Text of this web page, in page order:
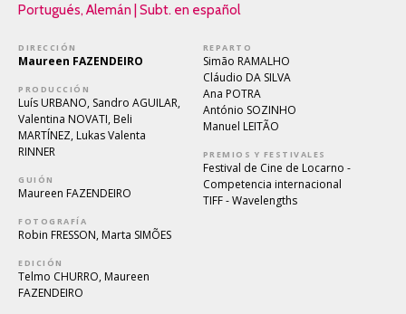
Portugués, Alemán | Subt. en español
DIRECCIÓN
Maureen FAZENDEIRO
PRODUCCIÓN
Luís URBANO, Sandro AGUILAR,
Valentina NOVATI, Beli
MARTÍNEZ, Lukas Valenta
RINNER
GUIÓN
Maureen FAZENDEIRO
FOTOGRAFÍA
Robin FRESSON, Marta SIMÕES
EDICIÓN
Telmo CHURRO, Maureen
FAZENDEIRO
REPARTO
Simão RAMALHO
Cláudio DA SILVA
Ana POTRA
António SOZINHO
Manuel LEITÃO
PREMIOS Y FESTIVALES
Festival de Cine de Locarno -
Competencia internacional
TIFF - Wavelengths